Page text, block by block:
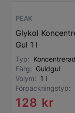
PEAK
Glykol
Gul 1 l
Typ: Koncentrerad
Färg: Guldgul
Volym: 1 l
Förpackningstyp:
128 kr